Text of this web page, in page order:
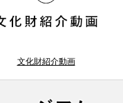
文化財紹介動画